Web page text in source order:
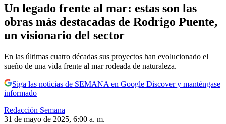
Un legado frente al mar: estas son las
obras más destacadas de Rodrigo Puente,
un visionario del sector
En las últimas cuatro décadas sus proyectos han evolucionado el
sueño de una vida frente al mar rodeada de naturaleza.
Siga las noticias de SEMANA en Google Discover y manténgase
informado
Redacción Semana
31 de mayo de 2025, 6:00 a. m.